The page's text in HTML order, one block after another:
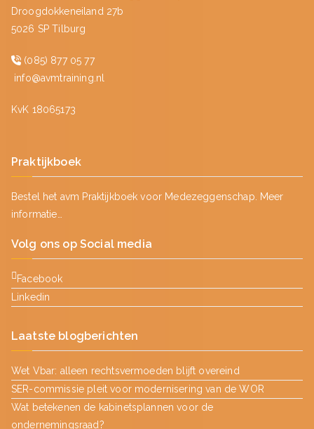
Droogdokkeneiland 27b
5026 SP Tilburg
(085) 877 05 77
info@avmtraining.nl
KvK 18065173
Praktijkboek
Bestel het avm Praktijkboek voor Medezeggenschap.
Meer
informatie…
Volg ons op Social media
Facebook
Linkedin
Laatste blogberichten
Wet Vbar: alleen rechtsvermoeden blijft overeind
SER-commissie pleit voor modernisering van de WOR
Wat betekenen de kabinetsplannen voor de
ondernemingsraad?